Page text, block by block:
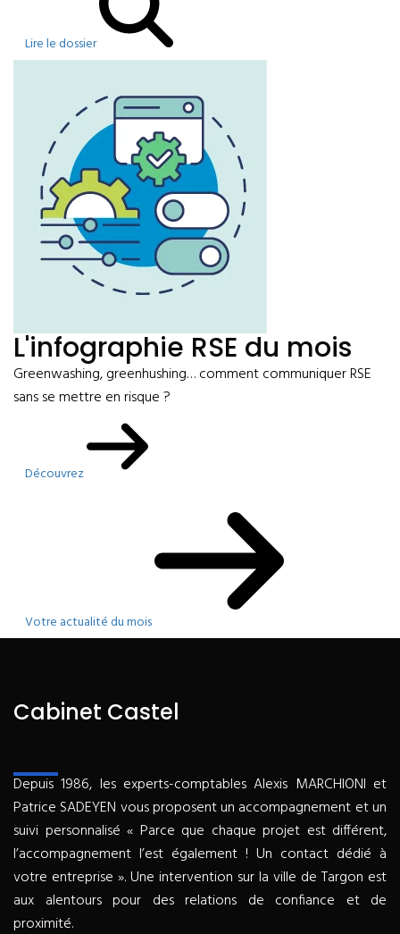
Lire le dossier
L'infographie RSE du mois
Greenwashing, greenhushing… comment communiquer RSE
sans se mettre en risque ?
Découvrez
Votre actualité du mois
Cabinet Castel
Depuis 1986, les experts-comptables Alexis MARCHIONI et
Patrice SADEYEN vous proposent un accompagnement et un
suivi personnalisé « Parce que chaque projet est différent,
l’accompagnement l’est également ! Un contact dédié à
votre entreprise ». Une intervention sur la ville de Targon est
aux alentours pour des relations de confiance et de
proximité.